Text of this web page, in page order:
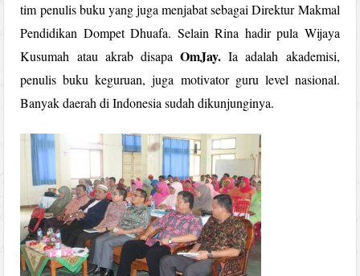
tim penulis buku yang juga menjabat sebagai Direktur Makmal
Pendidikan Dompet Dhuafa. Selain Rina hadir pula Wijaya
Kusumah atau akrab disapaOmJay. Ia adalah akademisi,
penulis buku keguruan, juga motivator guru level nasional.
Banyak daerah di Indonesia sudah dikunjunginya.